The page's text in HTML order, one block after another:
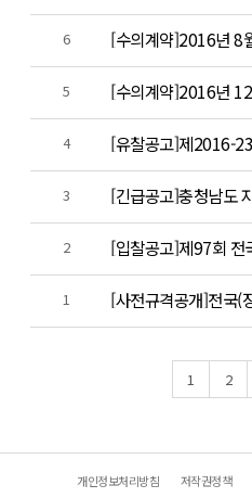
6
5
4
3
2
1
1 2
개인정보처리방침 저작권정책